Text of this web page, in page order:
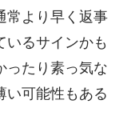
常より早く返事
いるサインかも
ったり素っ気な
い可能性もある